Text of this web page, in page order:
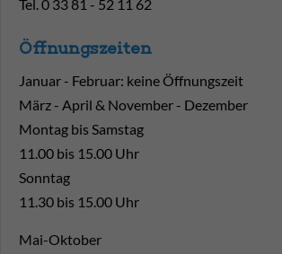
Tel. 0 33 81 - 52 11 62
Öffnungszeiten
Januar - Februar: keine Öffnungszeit
März - April & November - Dezember
Montag bis Samstag
11.00 bis 15.00 Uhr
Sonntag
11.30 bis 15.00 Uhr
Mai-Oktober